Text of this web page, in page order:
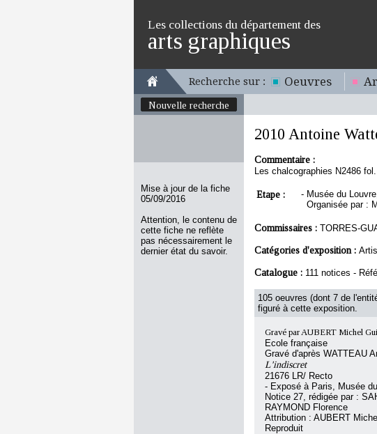
Les collections du département des
arts graphiques
Recherche sur : Oeuvres
Nouvelle recherche
Mise à jour de la fiche
05/09/2016
Attention, le contenu de
cette fiche ne reflète
pas nécessairement le
dernier état du savoir.
2010 Antoine
Commentaire :
Les chalcographies N2486
Etape : - Musée du
Organisée par :
Commissaires : TORRES-
Catégories d'exposition :
Catalogue : 111 notices -
105 oeuvres (dont 7 de
figuré à cette exposition.
Gravé par AUBERT Michel
Ecole française
Gravé d'après WATTEAU
L'indiscret
21676 LR/ Recto
- Exposé à Paris, Musée
Notice 27, rédigée par :
RAYMOND Florence
Attribution : AUBERT
Reproduit